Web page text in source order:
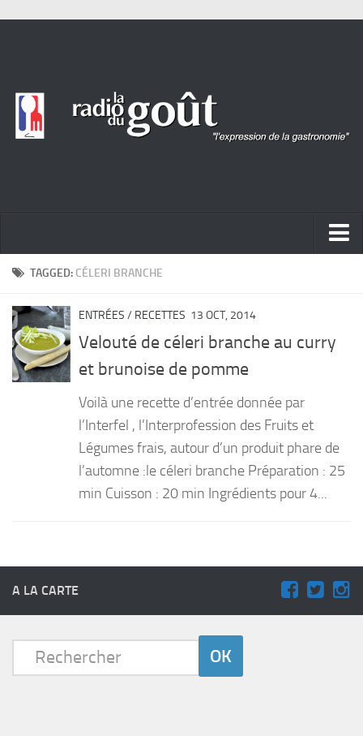
ACTUALITÉ
PORTRAITS
LIVRES
Desserts
TAGGED: CÉLERI BRANCHE
ENTRÉES / RECETTES 13 OCT, 2014
Velouté de céleri branche au curry
et brunoise de pomme
Voilà une recette d’entrée donnée par
l’Interfel , l’Interprofession des Fruits et
Légumes frais, autour d’un produit phare de
l’automne :le céleri branche Préparation : 25
min Cuisson : 20 min Ingrédients pour 4...
A LA CARTE